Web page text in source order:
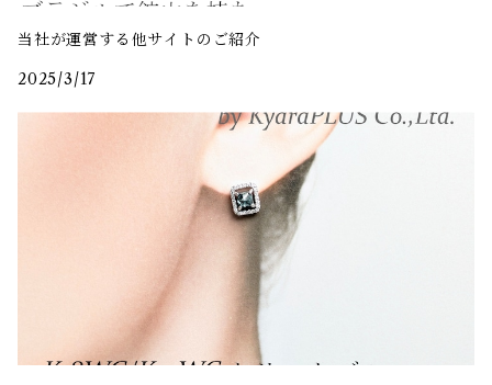
当社が運営する他サイトのご紹介
2025/3/17